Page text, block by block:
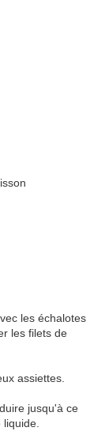
les échalotes
les filets de
assiettes.
jusqu'à ce